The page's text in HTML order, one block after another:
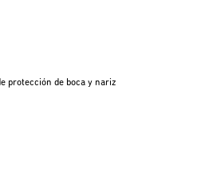
protección de boca y nariz